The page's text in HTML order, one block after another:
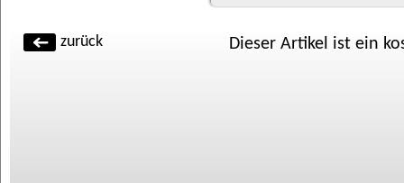
zurück Dieser Artikel ist ein